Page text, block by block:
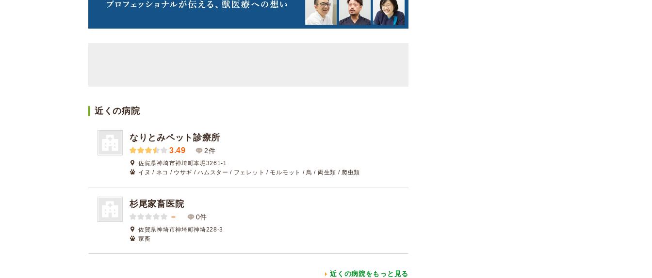
近くの病院
なりとみペット診療所
3.49 2件
佐賀県神埼市神埼町本堀3261-1
イヌ / ネコ / ウサギ / ハムスター / フェレット / モルモット / 鳥 / 両生類 / 爬虫類
杉尾家畜医院
－ 0件
佐賀県神埼市神埼町神埼228-3
家畜
近くの病院をもっと見る